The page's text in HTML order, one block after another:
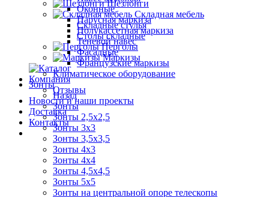
Шезлонги
Складная мебель
Складные стулья
Столы складные
Перголы
Маркизы
Компания
Отзывы
Новости и наши проекты
Доставка
Контакты
Оконные
Парусная маркиза
Полукассетная маркиза
Теневой навес
Фасадные
Французские маркизы
Климатическое оборудование
Зонты
Назад
Зонты
Зонты 2,5х2,5
Зонты 3х3
Зонты 3,5х3,5
Зонты 4х3
Зонты 4х4
Зонты 4,5х4,5
Зонты 5х5
Зонты на центральной опоре телескопы